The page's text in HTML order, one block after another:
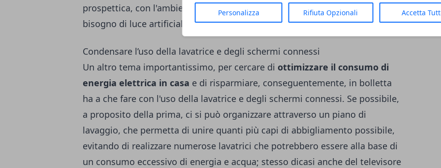
Personalizza Rifiuta Opzionali Accetta
prospettica, con l'ambiente ben illuminato che non avrà necessariamente
bisogno di luce artificiale.
Condensare l’uso della lavatrice e degli schermi connessi
Un altro tema importantissimo, per cercare di ottimizzare il consumo di
energia elettrica in casa e di risparmiare, conseguentemente, in bolletta
ha a che fare con l'uso della lavatrice e degli schermi connessi. Se possibile,
a proposito della prima, ci si può organizzare attraverso un piano di
lavaggio, che permetta di unire quanti più capi di abbigliamento possibile,
evitando di realizzare numerose lavatrici che potrebbero essere alla base di
un consumo eccessivo di energia e acqua; stesso dicasi anche del televisore